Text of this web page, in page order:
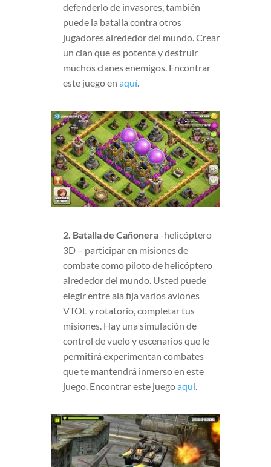
defenderlo de invasores, también
puede la batalla contra otros
jugadores alrededor del mundo. Crear
un clan que es potente y destruir
muchos clanes enemigos. Encontrar
este juego en aquí.
2. Batalla de Cañonera-helicóptero
3D – participar en misiones de
combate como piloto de helicóptero
alrededor del mundo. Usted puede
elegir entre ala fija varios aviones
VTOL y rotatorio, completar tus
misiones. Hay una simulación de
control de vuelo y escenarios que le
permitirá experimentan combates
que te mantendrá inmerso en este
juego. Encontrar este juegoaquí